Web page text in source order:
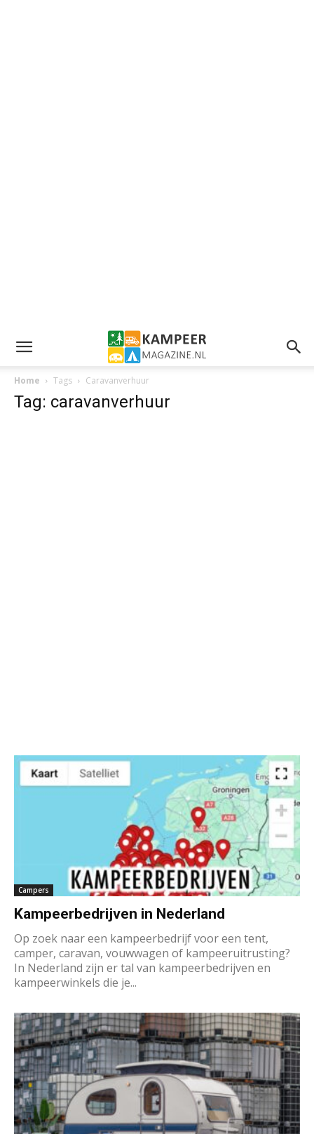
Home Tags Caravanverhuur
Tag: caravanverhuur
Campers
Kampeerbedrijven in Nederland
Op zoek naar een kampeerbedrijf voor een tent,
camper, caravan, vouwwagen of kampeeruitrusting?
In Nederland zijn er tal van kampeerbedrijven en
kampeerwinkels die je...